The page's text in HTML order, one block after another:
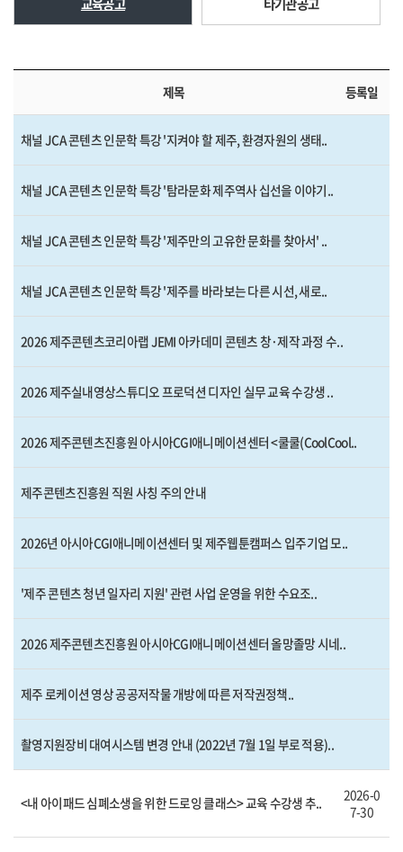
제목 등록일
채널 JCA 콘텐츠 인문학 특강 '지켜야 할 제주, 환경자원의 생태..
채널 JCA 콘텐츠 인문학 특강 '탐라문화 제주역사 십선을 이야기..
채널 JCA 콘텐츠 인문학 특강 '제주만의 고유한 문화를 찾아서' ..
채널 JCA 콘텐츠 인문학 특강 '제주를 바라보는 다른 시선, 새로..
2026 제주콘텐츠코리아랩 JEMI 아카데미 콘텐츠 창·제작 과정 수..
2026 제주실내영상스튜디오 프로덕션 디자인 실무 교육 수강생 ..
2026 제주콘텐츠진흥원 아시아CGI애니메이션센터 <쿨쿨(CoolCool..
제주콘텐츠진흥원 직원 사칭 주의 안내
2026년 아시아CGI애니메이션센터 및 제주웹툰캠퍼스 입주기업 모..
'제주 콘텐츠 청년 일자리 지원' 관련 사업 운영을 위한 수요조..
2026 제주콘텐츠진흥원 아시아CGI애니메이션센터 올망졸망 시네..
제주 로케이션 영상 공공저작물 개방에 따른 저작권정책..
촬영지원장비 대여시스템 변경 안내 (2022년 7월 1일 부로 적용)..
<내 아이패드 심폐소생을 위한 드로잉 클래스> 교육 수강생 추..
2026-0
7-30